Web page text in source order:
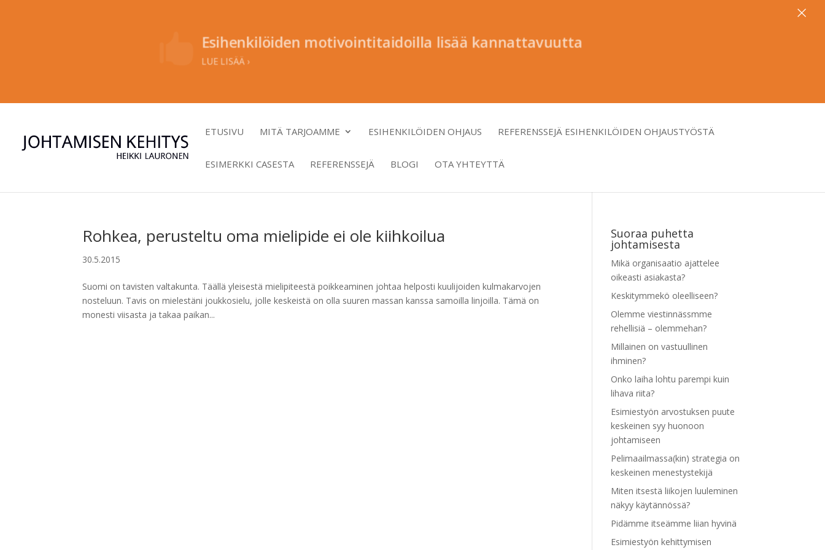
ETUSIVU MITÄ TARJOAMME ESIHENKILÖIDEN OHJAUS REFERENSSEJÄ ESIHENKILÖIDEN OHJAUSTYÖSTÄ
ESIMERKKI CASESTA REFERENSSEJÄ BLOGI OTA YHTEYTTÄ
Rohkea, perusteltu oma mielipide ei ole kiihkoilua
30.5.2015
Suomi on tavisten valtakunta. Täällä yleisestä mielipiteestä poikkeaminen johtaa helposti kuulijoiden kulmakarvojen
nosteluun. Tavis on mielestäni joukkosielu, jolle keskeistä on olla suuren massan kanssa samoilla linjoilla. Tämä on
monesti viisasta ja takaa paikan...
Suoraa puhetta
johtamisesta
Mikä organisaatio ajattelee
oikeasti asiakasta?
Keskitymmekö oleelliseen?
Olemme viestinnässmme
rehellisiä – olemmehan?
Millainen on vastuullinen
ihminen?
Onko laiha lohtu parempi kuin
lihava riita?
Esimiestyön arvostuksen puute
keskeinen syy huonoon
johtamiseen
Pelimaailmassa(kin) strategia on
keskeinen menestystekijä
Miten itsestä liikojen luuleminen
näkyy käytännössä?
Pidämme itseämme liian hyvinä
Esimiestyön kehittymisen
Esihenkilöiden motivointitaidoilla lisää kannattavuutta
LUE LISÄÄ ›
×